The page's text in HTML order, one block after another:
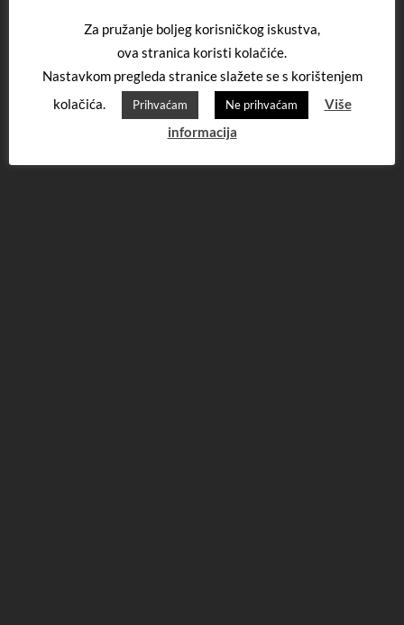
Za pružanje boljeg korisničkog iskustva,
ova stranica koristi kolačiće.
Nastavkom pregleda stranice slažete se s korištenjem
kolačića.
Prihvaćam Ne prihvaćam
Više
informacija